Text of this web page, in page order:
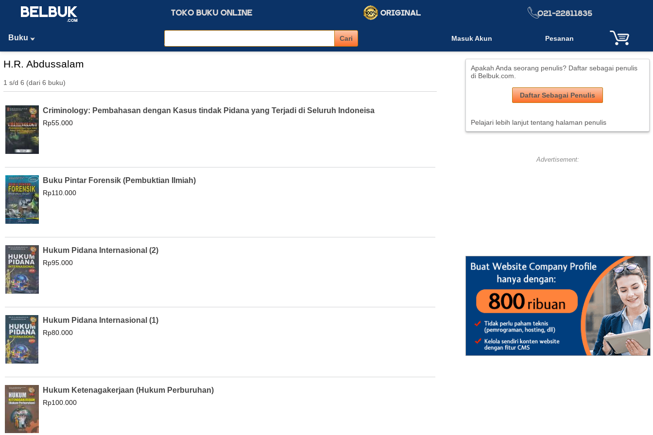
Buku Masuk Akun Pesanan
H.R. Abdussalam
1 s/d 6 (dari 6 buku)
Criminology: Pembahasan dengan Kasus tindak Pidana yang Terjadi di Seluruh Indoneisa
Rp55.000
Buku Pintar Forensik (Pembuktian Ilmiah)
Rp110.000
Hukum Pidana Internasional (2)
Rp95.000
Hukum Pidana Internasional (1)
Rp80.000
Hukum Ketenagakerjaan (Hukum Perburuhan)
Rp100.000
Apakah Anda seorang penulis? Daftar sebagai penulis
di Belbuk.com.
Daftar Sebagai Penulis
Pelajari lebih lanjut tentang halaman penulis
Advertisement: